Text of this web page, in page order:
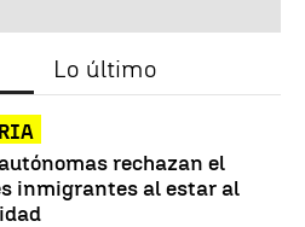
Lo último
rechazan el
inmigrantes al estar al